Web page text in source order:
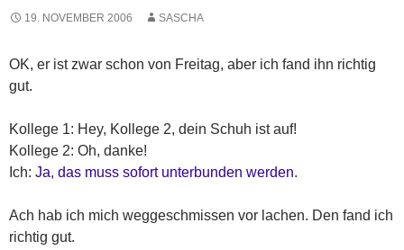
19. NOVEMBER 2006 SASCHA
OK, er ist zwar schon von Freitag, aber ich fand ihn richtig
gut.
Kollege 1: Hey, Kollege 2, dein Schuh ist auf!
Kollege 2: Oh, danke!
Ich: Ja, das muss sofort unterbunden werden.
Ach hab ich mich weggeschmissen vor lachen. Den fand ich
richtig gut.